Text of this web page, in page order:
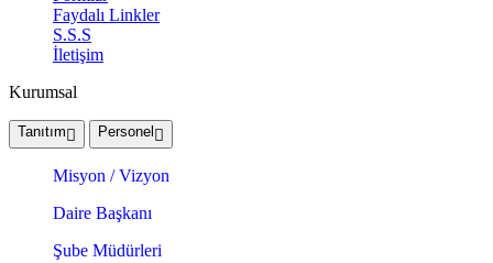
Faydalı Linkler
S.S.S
İletişim
Kurumsal
Tanıtım Personel
Misyon / Vizyon
Daire Başkanı
Şube Müdürleri